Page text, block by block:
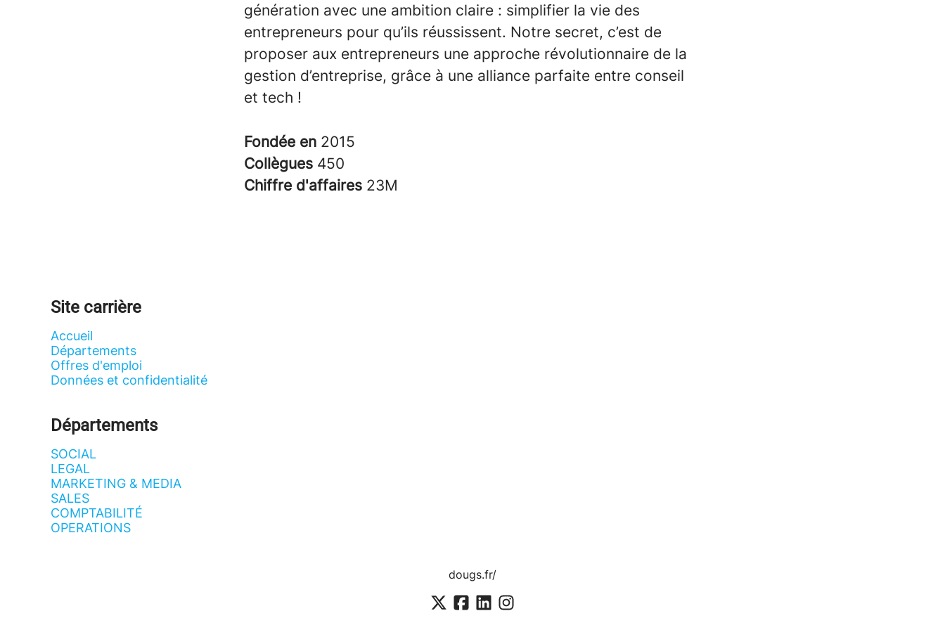
génération avec une ambition claire : simplifier la vie des
entrepreneurs pour qu’ils réussissent. Notre secret, c’est de
proposer aux entrepreneurs une approche révolutionnaire de la
gestion d’entreprise, grâce à une alliance parfaite entre conseil
et tech !
Fondée en 2015
Collègues 450
Chiffre d'affaires 23M
Site carrière
Accueil
Départements
Offres d'emploi
Données et confidentialité
Départements
SOCIAL
LEGAL
MARKETING & MEDIA
SALES
COMPTABILITÉ
OPERATIONS
dougs.fr/